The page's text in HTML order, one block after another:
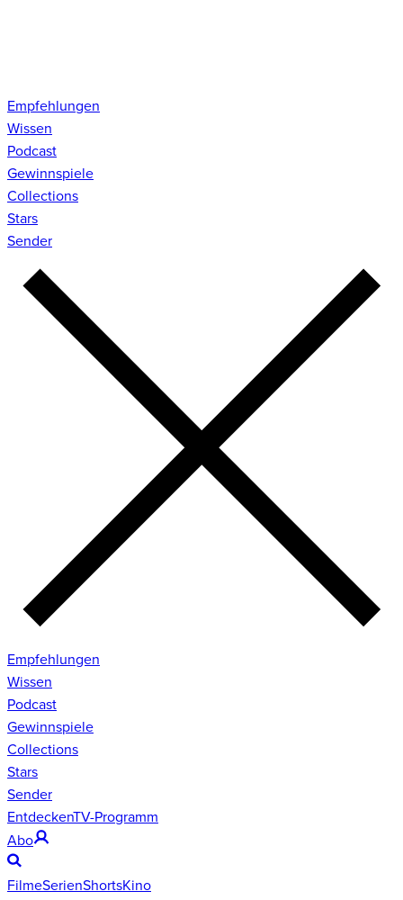
Empfehlungen
Wissen
Podcast
Gewinnspiele
Collections
Stars
Sender
Empfehlungen
Wissen
Podcast
Gewinnspiele
Collections
Stars
Sender
EntdeckenTV-Programm
Abo
FilmeSerienShortsKino